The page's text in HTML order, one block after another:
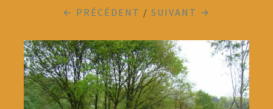
← PRÉCÉDENT / SUIVANT →